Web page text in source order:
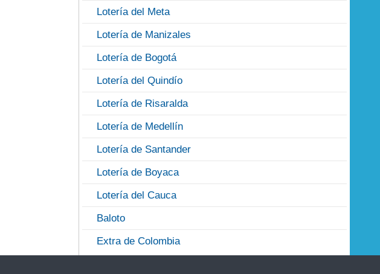
Lotería del Meta
Lotería de Manizales
Lotería de Bogotá
Lotería del Quindío
Lotería de Risaralda
Lotería de Medellín
Lotería de Santander
Lotería de Boyaca
Lotería del Cauca
Baloto
Extra de Colombia